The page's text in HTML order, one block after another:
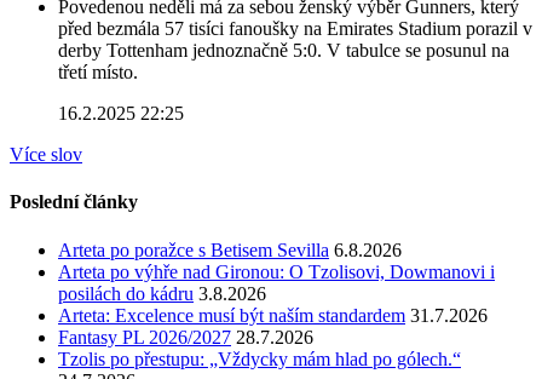
Povedenou neděli má za sebou ženský výběr Gunners, který
před bezmála 57 tisíci fanoušky na Emirates Stadium porazil v
derby Tottenham jednoznačně 5:0. V tabulce se posunul na
třetí místo.
16.2.2025 22:25
Více slov
Poslední články
Arteta po poražce s Betisem Sevilla 6.8.2026
Arteta po výhře nad Gironou: O Tzolisovi, Dowmanovi i
posilách do kádru 3.8.2026
Arteta: Excelence musí být naším standardem 31.7.2026
Fantasy PL 2026/2027 28.7.2026
Tzolis po přestupu: „Vždycky mám hlad po gólech.“